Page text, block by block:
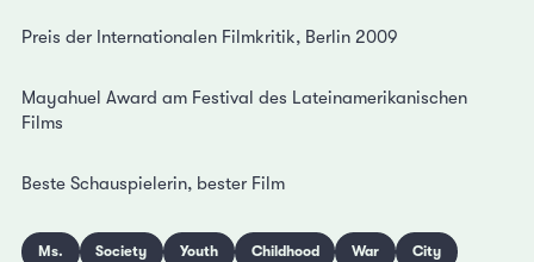
Preis der Internationalen Filmkritik, Berlin 2009
Mayahuel Award am Festival des Lateinamerikanischen
Films
Beste Schauspielerin, bester Film
Ms. Society Youth Childhood War City